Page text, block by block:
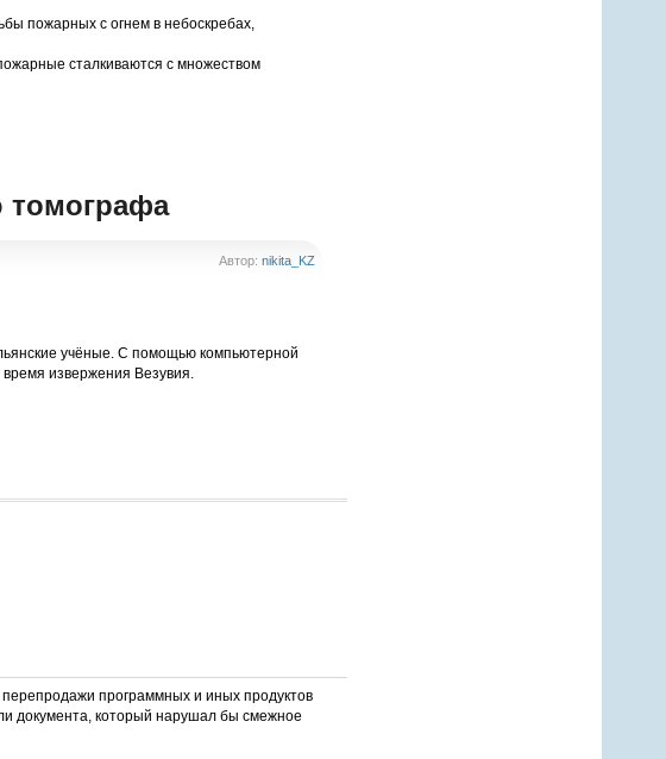
пожарных с огнем в небоскребах,
сталкиваются с множеством
Автор:nikita_KZ
учёные. С помощью компьютерной
извержения Везувия.
программных и иных продуктов
документа, который нарушал бы смежное